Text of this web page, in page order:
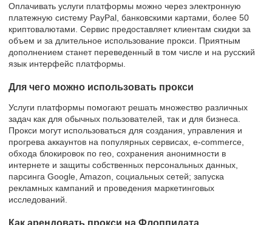
Оплачивать услуги платформы можно через электронную
платежную систему PayPal, банковскими картами, более 50
криптовалютами. Сервис предоставляет клиентам скидки за
объем и за длительное использование прокси. Приятным
дополнением станет переведенный в том числе и на русский
язык интерфейс платформы.
Для чего можно использовать прокси
Услуги платформы помогают решать множество различных
задач как для обычных пользователей, так и для бизнеса.
Прокси могут использоваться для создания, управления и
прогрева аккаунтов на популярных сервисах, e-commerce,
обхода блокировок по гео, сохранения анонимности в
интернете и защиты собственных персональных данных,
парсинга Google, Amazon, социальных сетей; запуска
рекламных кампаний и проведения маркетинговых
исследований.
Как арендовать прокси на Флоппидата